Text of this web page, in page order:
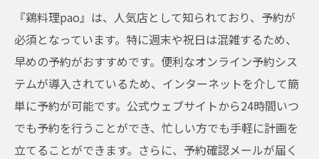
『鶏料理pao』は、人気店として知られており、予約が
必須となっています。特に週末や祝日は混雑するため、
早めの予約がおすすめです。便利なオンライン予約シス
テムが導入されているため、インターネットを介して簡
単に予約が可能です。公式ウェブサイトから24時間いつ
でも予約を行うことができ、忙しい方でも手軽に計画を
立てることができます。さらに、予約確認メールが届く